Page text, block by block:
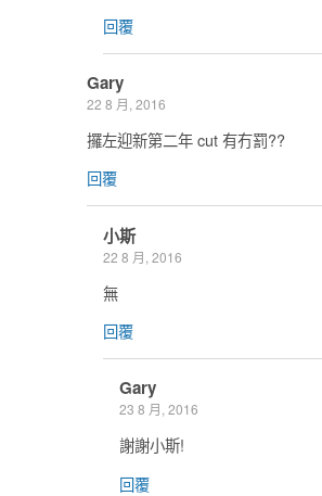
回覆
Gary
22 8 月, 2016
攞左迎新第二年 cut 有冇罰??
回覆
小斯
22 8 月, 2016
無
回覆
Gary
23 8 月, 2016
謝謝小斯!
回覆